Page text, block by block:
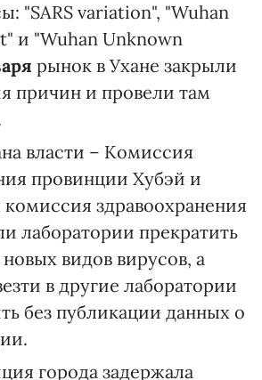
"SARS variation", "Wuhan
и "Wuhan Unknown
рынок в Ухане закрыли
причин и провели там
власти – Комиссия
провинции Хубэй и
здравоохранения
лаборатории прекратить
видов вирусов, а
в другие лаборатории
без публикации данных о
города задержала